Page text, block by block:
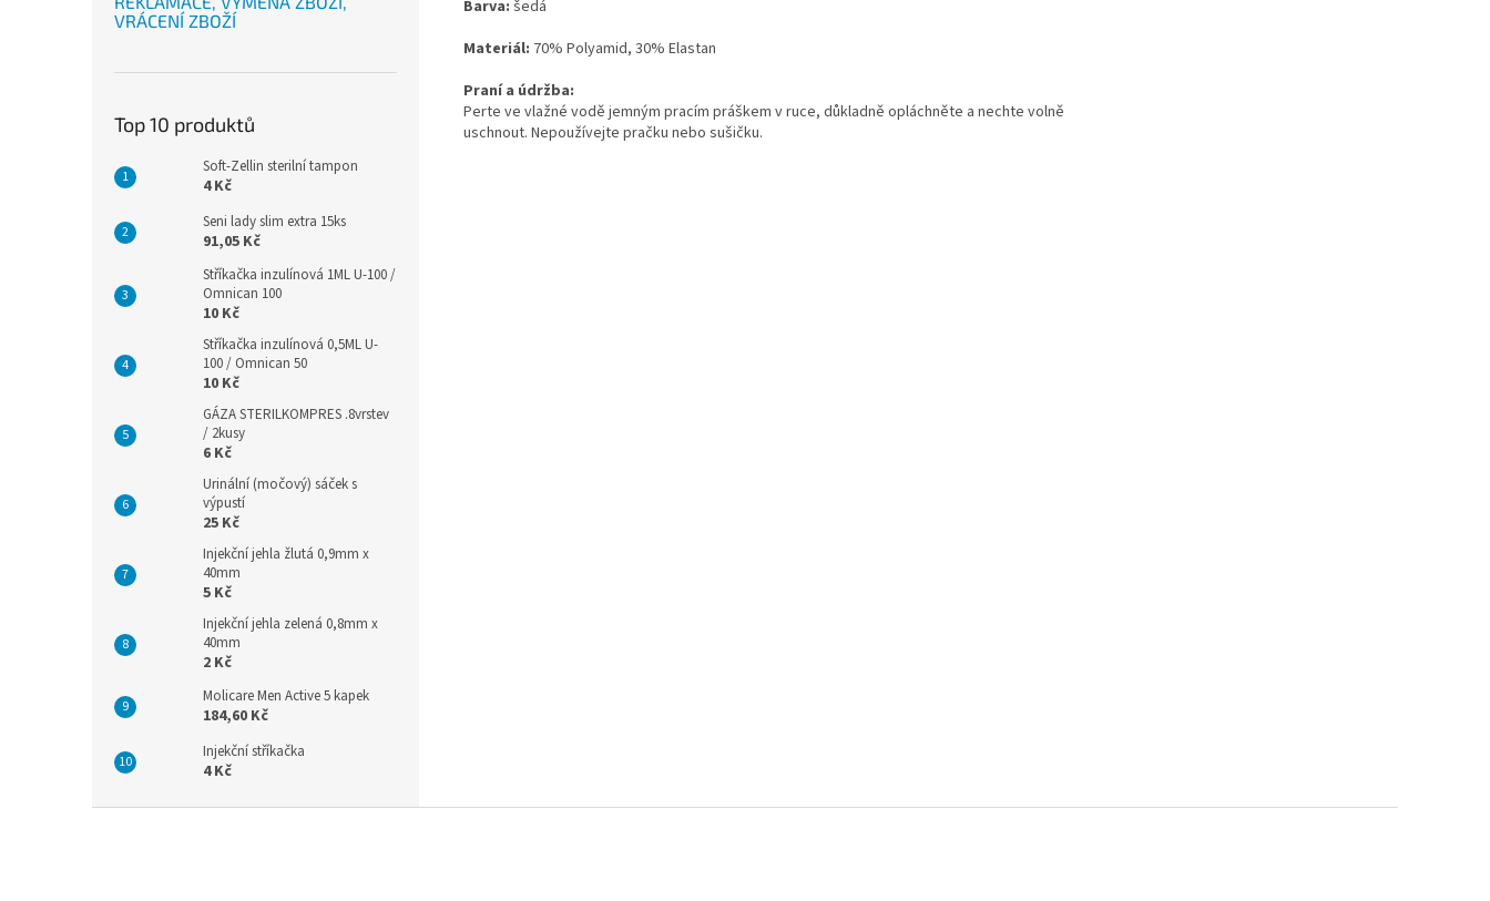
VRÁCENÍ ZBOŽÍ
Top 10 produktů
Soft-Zellin sterilní tampon
4 Kč
Seni lady slim extra 15ks
91,05 Kč
Stříkačka inzulínová 1ML U-100 /
Omnican 100
10 Kč
Stříkačka inzulínová 0,5ML U-
100 / Omnican 50
10 Kč
GÁZA STERILKOMPRES .8vrstev
/ 2kusy
6 Kč
Urinální (močový) sáček s
výpustí
25 Kč
Injekční jehla žlutá 0,9mm x
40mm
5 Kč
Injekční jehla zelená 0,8mm x
40mm
2 Kč
Molicare Men Active 5 kapek
184,60 Kč
Injekční stříkačka
4 Kč
Barva: šedá
Materiál: 70% Polyamid, 30% Elastan
Praní a údržba:
Perte ve vlažné vodě jemným pracím práškem v ruce, důkladně opláchněte a nechte volně
uschnout. Nepoužívejte pračku nebo sušičku.